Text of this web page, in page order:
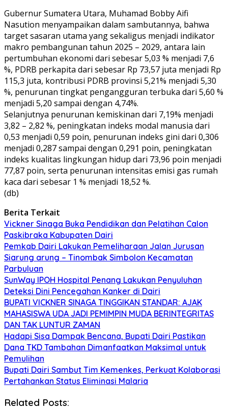
Gubernur Sumatera Utara, Muhamad Bobby Aifi
Nasution menyampaikan dalam sambutannya, bahwa
target sasaran utama yang sekaligus menjadi indikator
makro pembangunan tahun 2025 – 2029, antara lain
pertumbuhan ekonomi dari sebesar 5,03 % menjadi 7,6
%, PDRB perkapita dari sebesar Rp 73,57 juta menjadi Rp
115,3 juta, kontribusi PDRB provinsi 5,21% menjadi 5,30
%, penurunan tingkat pengangguran terbuka dari 5,60 %
menjadi 5,20 sampai dengan 4,74%.
Selanjutnya penurunan kemiskinan dari 7,19% menjadi
3,82 – 2,82 %, peningkatan indeks modal manusia dari
0,53 menjadi 0,59 poin, penurunan indeks gini dari 0,306
menjadi 0,287 sampai dengan 0,291 poin, peningkatan
indeks kualitas lingkungan hidup dari 73,96 poin menjadi
77,87 poin, serta penurunan intensitas emisi gas rumah
kaca dari sebesar 1 % menjadi 18,52 %.
(db)
Berita Terkait
Vickner Sinaga Buka Pendidikan dan Pelatihan Calon
Paskibraka Kabupaten Dairi
Pemkab Dairi Lakukan Pemeliharaan Jalan Jurusan
Siarung arung – Tinombak Simbolon Kecamatan
Parbuluan
SunWay IPOH Hospital Penang Lakukan Penyuluhan
Deteksi Dini Pencegahan Kanker di Dairi
BUPATI VICKNER SINAGA TINGGIKAN STANDAR: AJAK
MAHASISWA UDA JADI PEMIMPIN MUDA BERINTEGRITAS
DAN TAK LUNTUR ZAMAN
Hadapi Sisa Dampak Bencana, Bupati Dairi Pastikan
Dana TKD Tambahan Dimanfaatkan Maksimal untuk
Pemulihan
Bupati Dairi Sambut Tim Kemenkes, Perkuat Kolaborasi
Pertahankan Status Eliminasi Malaria
Related Posts: